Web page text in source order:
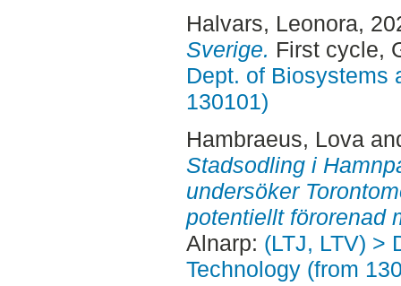
Halvars, Leonora,
Sverige. First cycle,
Dept. of Biosystems
130101)
Hambraeus, Lova
Stadsodling i
undersöker
potentiellt förorenad
Alnarp: (LTJ, LTV) >
Technology (from